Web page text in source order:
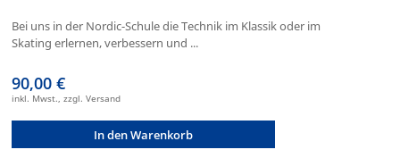
Bei uns in der Nordic-Schule die Technik im Klassik oder im
Skating erlernen, verbessern und ...
90,00 €
inkl. Mwst., zzgl. Versand
In den Warenkorb